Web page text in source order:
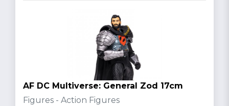
AF DC Multiverse: General Zod 17cm
Figures - Action Figures